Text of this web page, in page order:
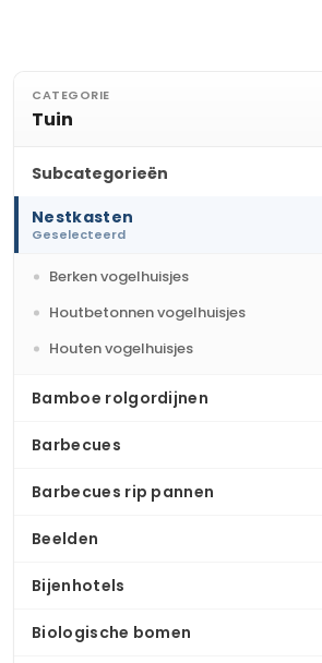
CATEGORIE
Tuin
Subcategorieën
Nestkasten
Geselecteerd
Berken vogelhuisjes
Houtbetonnen vogelhuisjes
Houten vogelhuisjes
Bamboe rolgordijnen
Barbecues
Barbecues rip pannen
Beelden
Bijenhotels
Biologische bomen